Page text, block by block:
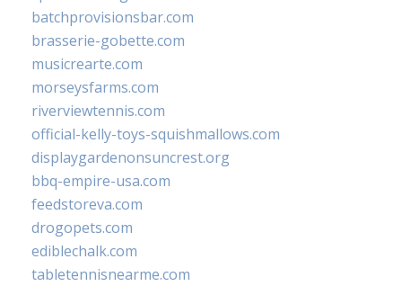
batchprovisionsbar.com
brasserie-gobette.com
musicrearte.com
morseysfarms.com
riverviewtennis.com
official-kelly-toys-squishmallows.com
displaygardenonsuncrest.org
bbq-empire-usa.com
feedstoreva.com
drogopets.com
ediblechalk.com
tabletennisnearme.com